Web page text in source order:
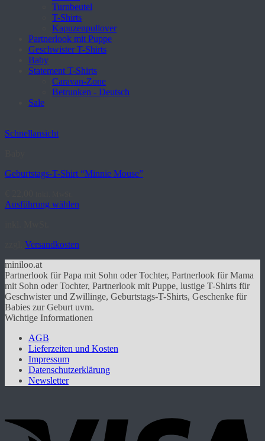
Turnbeutel
T-Shirts
Kapuzenpullover
Partnerlook mit Puppe
Geschwister T-Shirts
Baby
Statement T-Shirts
Caravan-Zone
Betrunken - Deutsch
Sale
Schnellansicht
Geburtstags-T-Shirt “Minnie Mouse”
Ausführung wählen
mehrere
auf.
Die
Optionen
können
auf
der
gewählt
werden
Versandkosten
miniloo.at
Partnerlook für Papa mit Sohn oder Tochter, Partnerlook für Mama
mit Sohn oder Tochter, Partnerlook mit Puppe, lustige T-Shirts für
Geschwister und Zwillinge, Geburtstags-T-Shirts, Geschenke für
Babies zur Geburt uvm.
Wichtige Informationen
AGB
Lieferzeiten und Kosten
Impressum
Datenschutzerklärung
Newsletter